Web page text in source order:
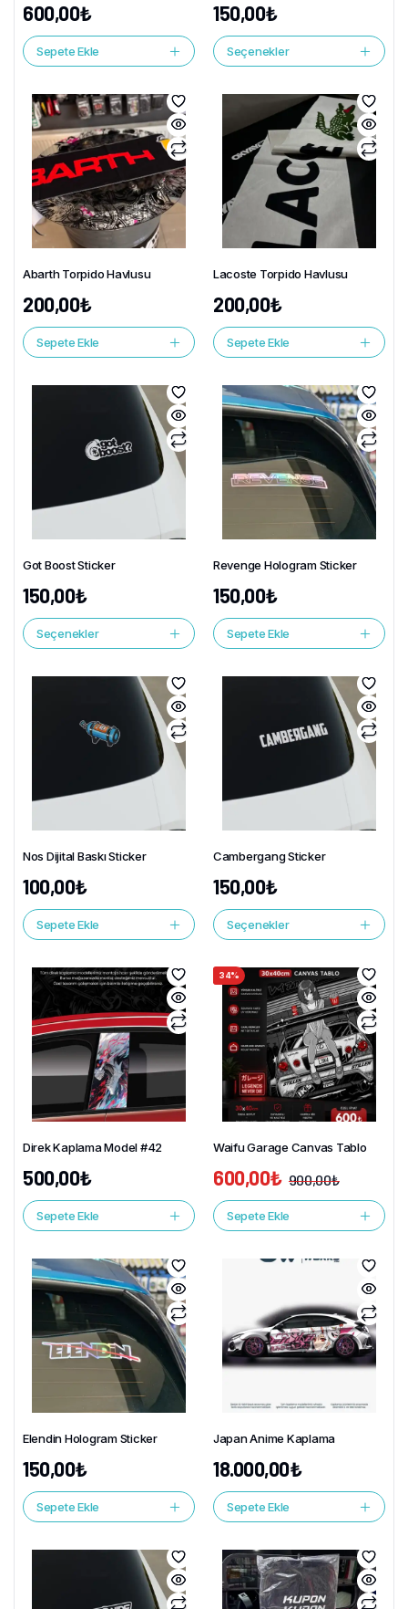
600,00₺
Sepete Ekle
150,00₺
Seçenekler
Abarth Torpido Havlusu
200,00₺
Sepete Ekle
Lacoste Torpido Havlusu
200,00₺
Sepete Ekle
Got Boost Sticker
150,00₺
Seçenekler
Revenge Hologram Sticker
150,00₺
Sepete Ekle
Nos Dijital Baskı Sticker
100,00₺
Sepete Ekle
Cambergang Sticker
150,00₺
Seçenekler
Direk Kaplama Model #42
500,00₺
Sepete Ekle
34%
Waifu Garage Canvas Tablo
900,00₺
600,00₺
Sepete Ekle
Elendin Hologram Sticker
150,00₺
Sepete Ekle
Japan Anime Kaplama
18.000,00₺
Sepete Ekle